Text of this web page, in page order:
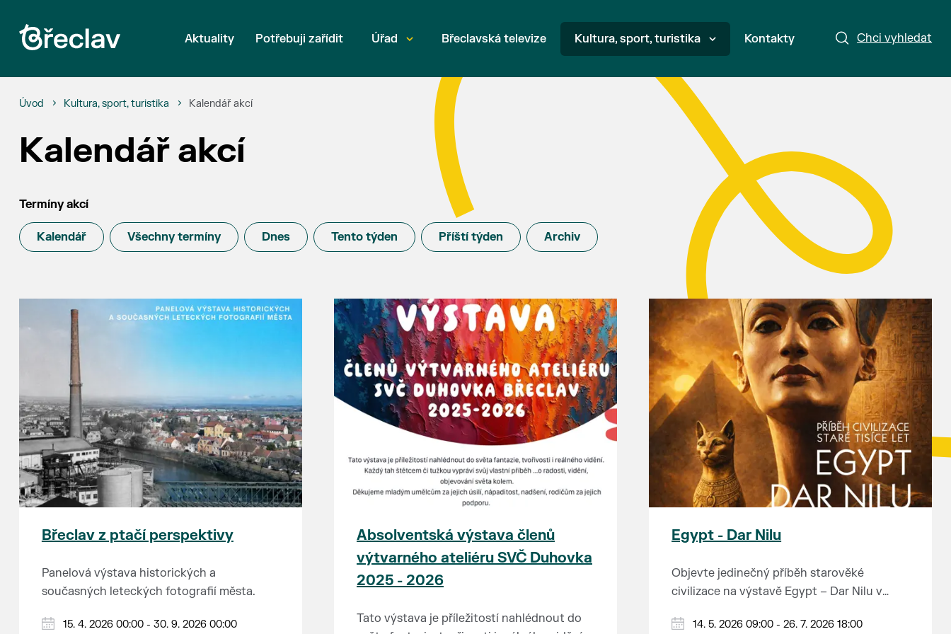
Chci vyhledat
Aktuality Potřebuji zařídit Úřad Břeclavská televize Kultura, sport, turistika Kontakty
Úvod Kultura, sport, turistika Kalendář akcí
Kalendář akcí
Termíny akcí
Kalendář Všechny termíny Dnes Tento týden Příští týden Archiv
Břeclav z ptačí perspektivy
Panelová výstava historických a
současných leteckých fotografií města.
15. 4. 2026 00:00 - 30. 9. 2026 00:00
Absolventská výstava členů
výtvarného ateliéru SVČ Duhovka
2025 - 2026
Tato výstava je příležitostí nahlédnout do
Egypt - Dar Nilu
Objevte jedinečný příběh starověké
civilizace na výstavě Egypt – Dar Nilu v
Výstava představuje umění starého Egypta,
14. 5. 2026 09:00 - 26. 7. 2026 18:00